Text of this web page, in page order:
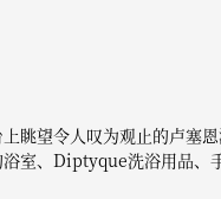
眺望令人叹为观止的卢塞
室、Diptyque洗浴用品、